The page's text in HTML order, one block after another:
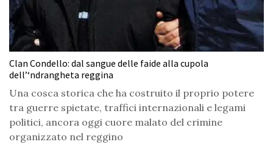
Clan Condello: dal sangue delle faide alla cupola
dell’‘ndrangheta reggina
Una cosca storica che ha costruito il proprio potere
tra guerre spietate, traffici internazionali e legami
politici, ancora oggi cuore malato del crimine
organizzato nel reggino